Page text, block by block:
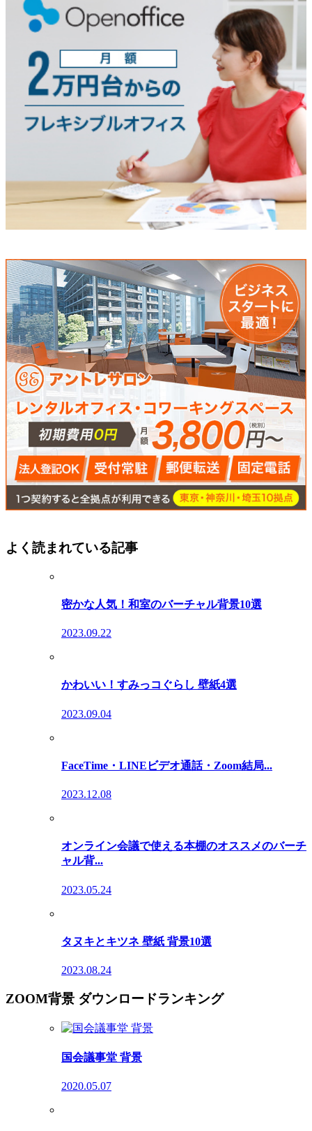
よく読まれている記事
密かな人気！和室のバーチャル背景10選
2023.09.22
かわいい！すみっコぐらし 壁紙4選
2023.09.04
FaceTime・LINEビデオ通話・Zoom結局...
2023.12.08
オンライン会議で使える本棚のオススメのバーチ
ャル背...
2023.05.24
タヌキとキツネ 壁紙 背景10選
2023.08.24
ZOOM背景 ダウンロードランキング
国会議事堂 背景
2020.05.07